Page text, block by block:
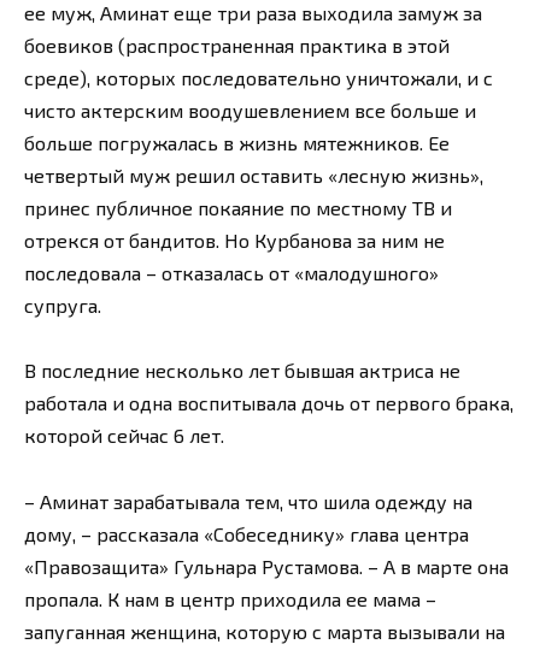
ее муж, Аминат еще три раза выходила замуж за
боевиков (распространенная практика в этой
среде), которых последовательно уничтожали, и с
чисто актерским воодушевлением все больше и
больше погружалась в жизнь мятежников. Ее
четвертый муж решил оставить «лесную жизнь»,
принес публичное покаяние по местному ТВ и
отрекся от бандитов. Но Курбанова за ним не
последовала – отказалась от «малодушного»
супруга.
В последние несколько лет бывшая актриса не
работала и одна воспитывала дочь от первого брака,
которой сейчас 6 лет.
– Аминат зарабатывала тем, что шила одежду на
дому, – рассказала «Собеседнику» глава центра
«Правозащита» Гульнара Рустамова. – А в марте она
пропала. К нам в центр приходила ее мама –
запуганная женщина, которую с марта вызывали на